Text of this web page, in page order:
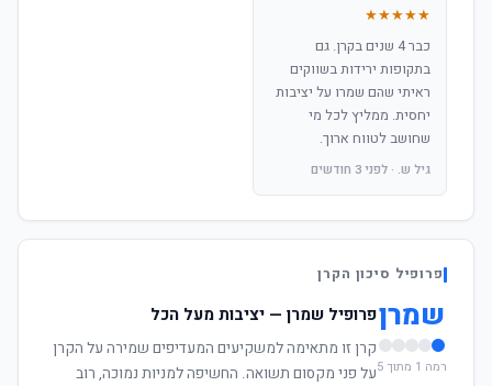
★★★★★
כבר 4 שנים בקרן. גם
בתקופות ירידות בשווקים
ראיתי שהם שמרו על יציבות
יחסית. ממליץ לכל מי
שחושב לטווח ארוך.
גיל ש. · לפני 3 חודשים
פרופיל סיכון הקרן
שמרן
רמה 1 מתוך 5
פרופיל שמרן — יציבות מעל הכל
קרן זו מתאימה למשקיעים המעדיפים שמירה על הקרן
על פני מקסום תשואה. החשיפה למניות נמוכה, רוב